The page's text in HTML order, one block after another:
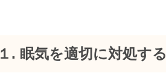
１. 眠気を適切に対処する